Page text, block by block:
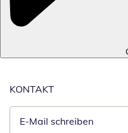
KONTAKT
E-Mail schreiben
Öffnet E-Mail-Client